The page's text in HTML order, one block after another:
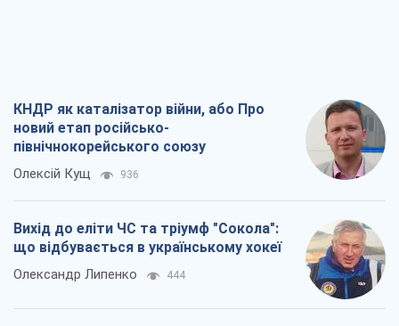
КНДР як каталізатор війни, або Про
новий етап російсько-
північнокорейського союзу
Олексій Кущ 936
Вихід до еліти ЧС та тріумф "Сокола":
що відбувається в українському хокеї
Олександр Липенко 444